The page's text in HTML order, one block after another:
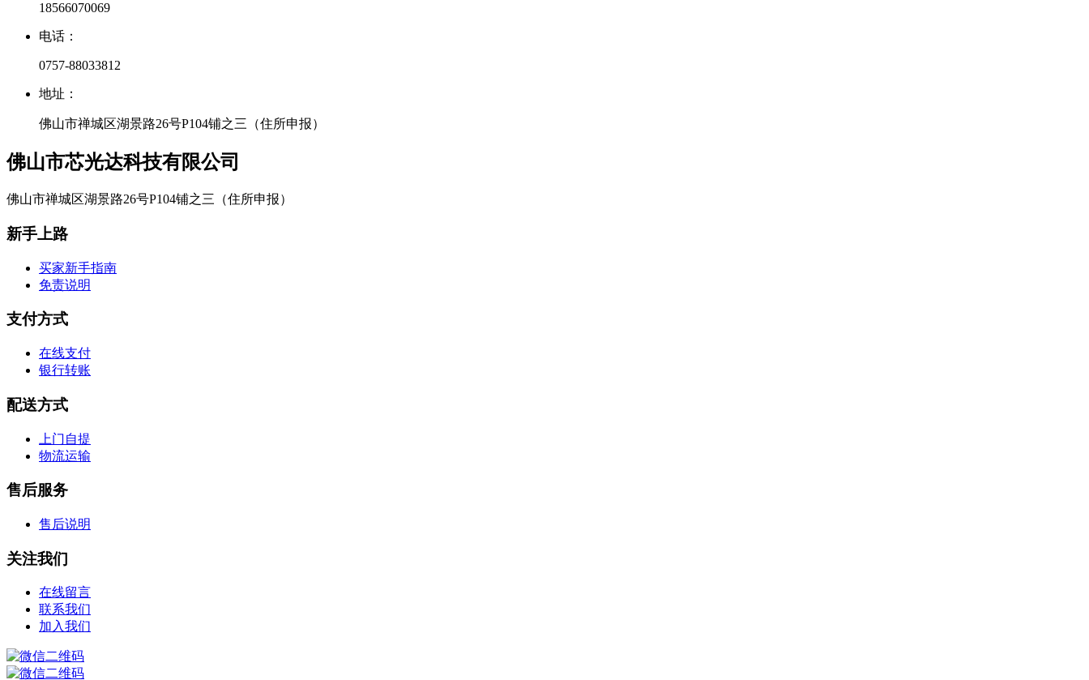
18566070069
电话：
0757-88033812
地址：
佛山市禅城区湖景路26号P104铺之三（住所申报）
佛山市芯光达科技有限公司
佛山市禅城区湖景路26号P104铺之三（住所申报）
新手上路
买家新手指南
免责说明
支付方式
在线支付
银行转账
配送方式
上门自提
物流运输
售后服务
售后说明
关注我们
在线留言
联系我们
加入我们